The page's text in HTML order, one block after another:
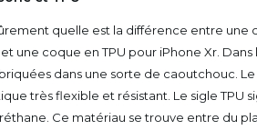
quelle est la différence entre une
une coque en TPU pour iPhone Xr. Dans
dans une sorte de caoutchouc.
très flexible et résistant. Le sigle TPU
Ce matériau se trouve entre du